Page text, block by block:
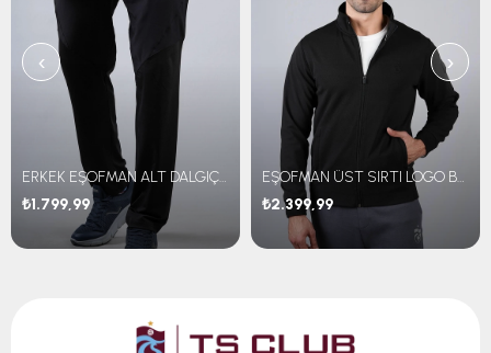
ERKEK EŞOFMAN ALT DALGIÇ KUMAŞ
₺1.799,99
EŞOFMAN ÜST SIRTI LOGO BASKILI
₺2.399,99
‹ ›